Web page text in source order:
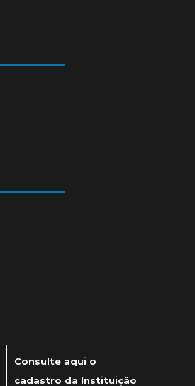
Consulte aqui o
cadastro da Instituição